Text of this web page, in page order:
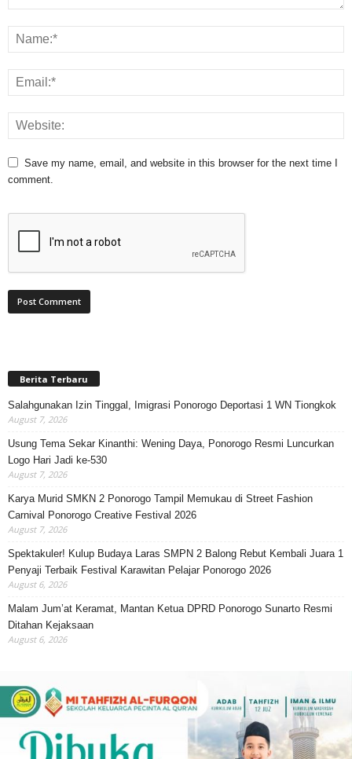
Save my name, email, and website in this browser for the next time I
comment.
Berita Terbaru
Salahgunakan Izin Tinggal, Imigrasi Ponorogo Deportasi 1 WN Tiongkok
August 7, 2026
Usung Tema Sekar Kinanthi: Wening Daya, Ponorogo Resmi Luncurkan
Logo Hari Jadi ke-530
August 7, 2026
Karya Murid SMKN 2 Ponorogo Tampil Memukau di Street Fashion
Carnival Ponorogo Creative Festival 2026
August 7, 2026
Spektakuler! Kulup Budaya Laras SMPN 2 Balong Rebut Kembali Juara 1
Penyaji Terbaik Festival Karawitan Pelajar Ponorogo 2026
August 6, 2026
Malam Jum’at Keramat, Mantan Ketua DPRD Ponorogo Sunarto Resmi
Ditahan Kejaksaan
August 6, 2026